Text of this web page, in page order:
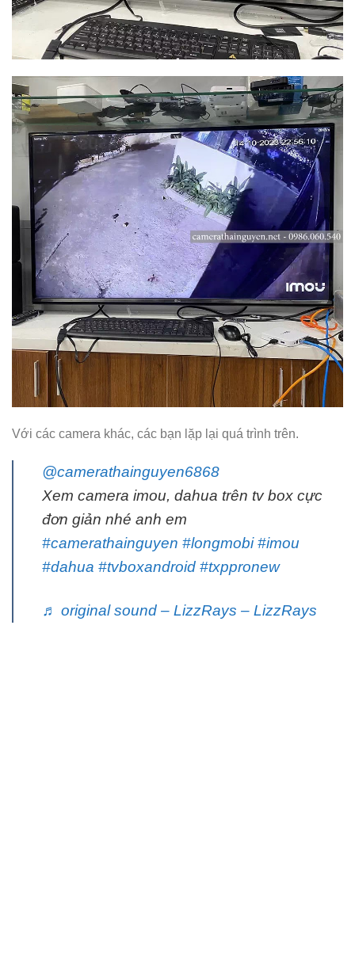
Với các camera khác, các bạn lặp lại quá trình trên.
@camerathainguyen6868
Xem camera imou, dahua trên tv box cực
đơn giản nhé anh em
#camerathainguyen #longmobi #imou
#dahua #tvboxandroid #txppronew
♬ original sound – LizzRays – LizzRays